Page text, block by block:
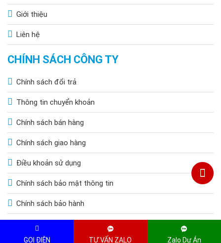
Giới thiệu
Liên hệ
CHÍNH SÁCH CÔNG TY
Chính sách đổi trả
Thông tin chuyển khoản
Chính sách bán hàng
Chính sách giao hàng
Điều khoản sử dụng
Chính sách bảo mật thông tin
Chính sách bảo hành
Copyright © 2015 by HOANGQUOCBAO.COM. All Rights Reserved
GỌI ĐIỆN TƯ VẤN ZALO Zalo Dự Án